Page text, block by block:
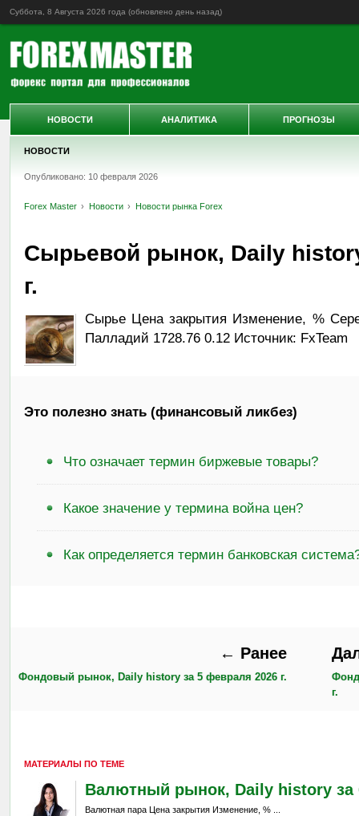
Суббота, 8 Августа 2026 года (обновлено день назад)
НОВОСТИ
Опубликовано: 10 февраля 2026
Forex Master Новости Новости рынка Forex
Сырьевой рынок, Daily
г.
Сырье Цена закрытия Изменение, %
Палладий 1728.76 0.12 Источник: FxTeam
Это полезно знать (финансовый ликбез)
Что означает термин биржевые товары?
Какое значение у термина война цен?
Как определяется термин банковская
← Ранее
Фондовый рынок, Daily history за 5 февраля 2026 г.
г.
МАТЕРИАЛЫ ПО ТЕМЕ
Валютный рынок, Daily history за
Валютная пара Цена закрытия Изменение, % ...
НОВОСТИ АНАЛИТИКА ПРОГНОЗЫ